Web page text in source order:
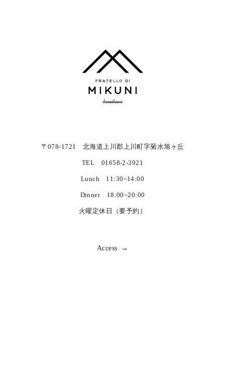
〒078-1721 北海道上川郡上川町字菊水旭ヶ丘
TEL 01658-2-3921
Lunch 11:30~14:00
Dinner 18:00~20:00
火曜定休日（要予約）
Access →